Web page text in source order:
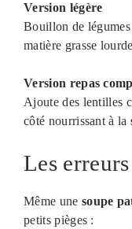
Version légère
Bouillon de légumes
matière grasse
Version repas
Ajoute des lentilles
côté nourrissant à la
Les
Même une soupe
petits pièges :